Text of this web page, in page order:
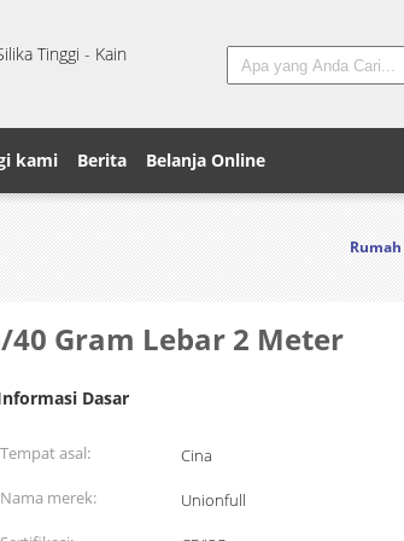
Tinggi - Kain
kami Berita Belanja Online
Rumah
40 Gram Lebar 2 Meter
Dasar
Tempat asal:
Cina
Nama merek:
Unionfull